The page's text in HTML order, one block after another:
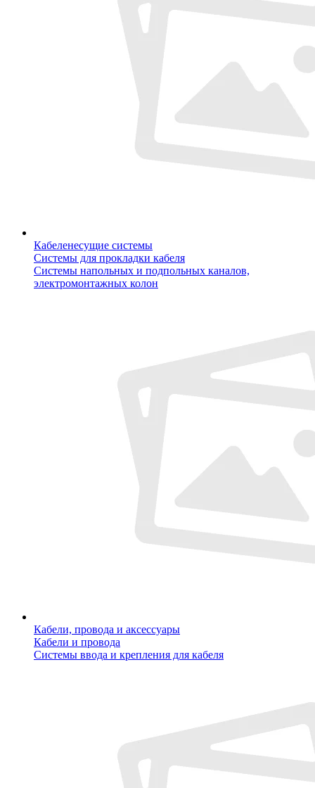
Кабеленесущие системы
Системы для прокладки кабеля
Системы напольных и подпольных каналов,
электромонтажных колон
Кабели, провода и аксессуары
Кабели и провода
Системы ввода и крепления для кабеля